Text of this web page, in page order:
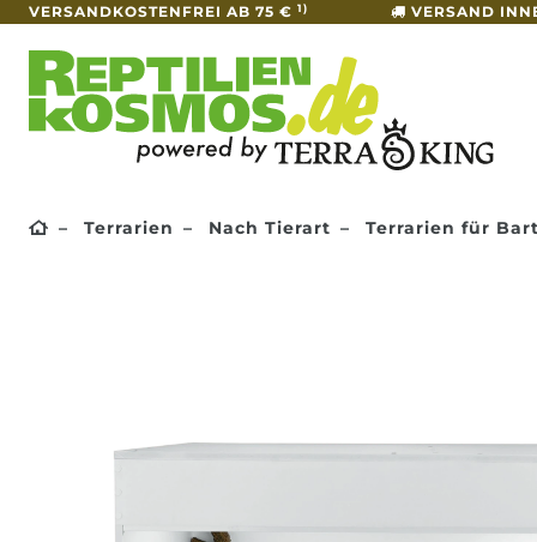
VERSANDKOSTENFREI AB 75 € 1) VERSAND
Terrarien Nach Tierart Terrarien für